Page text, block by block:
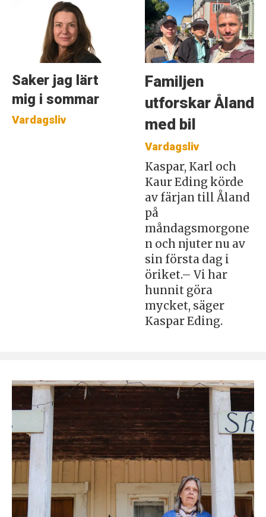
Saker jag lärt
mig i sommar
Vardagsliv
Familjen
utforskar Åland
med bil
Vardagsliv
Kaspar, Karl och
Kaur Eding körde
av färjan till Åland
på
måndagsmorgone
n och njuter nu av
sin första dag i
öriket.– Vi har
hunnit göra
mycket, säger
Kaspar Eding.